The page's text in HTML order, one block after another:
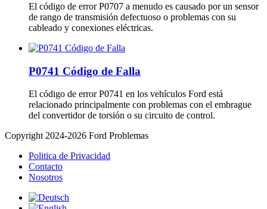
El código de error P0707 a menudo es causado por un sensor
de rango de transmisión defectuoso o problemas con su
cableado y conexiones eléctricas.
P0741 Código de Falla
El código de error P0741 en los vehículos Ford está
relacionado principalmente con problemas con el embrague
del convertidor de torsión o su circuito de control.
Copyright 2024-2026 Ford Problemas
Politica de Privacidad
Contacto
Nosotros